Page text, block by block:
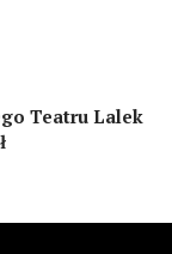
Teatru Lalek